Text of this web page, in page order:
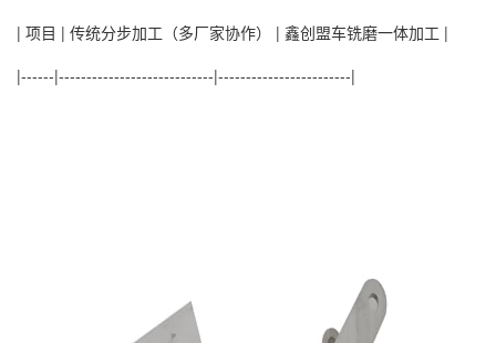
| 项目 | 传统分步加工（多厂家协作） | 鑫创盟车铣磨一体加工 |
|------|----------------------------|------------------------|